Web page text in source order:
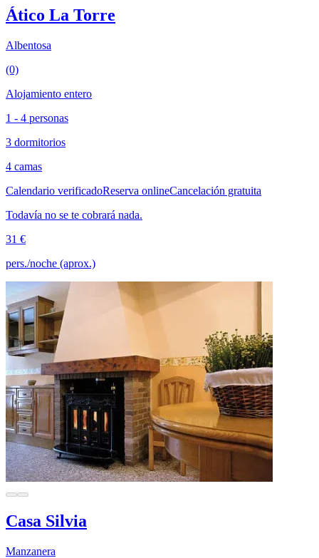
Ático La Torre
Albentosa
(0)
Alojamiento entero
1 - 4 personas
3 dormitorios
4 camas
Calendario verificadoReserva onlineCancelación gratuita
Todavía no se te cobrará nada.
31 €
pers./noche (aprox.)
Casa Silvia
Manzanera